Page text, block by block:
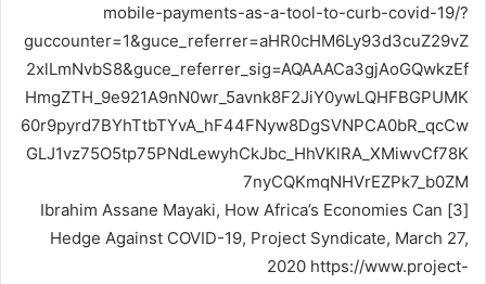
mobile-payments-as-a-tool-to-curb-covid-19/?
guccounter=1&guce_referrer=aHR0cHM6Ly93d3cuZ29vZ
2xlLmNvbS8&guce_referrer_sig=AQAAACa3gjAoGQwkzEf
HmgZTH_9e921A9nN0wr_5avnk8F2JiY0ywLQHFBGPUMK
60r9pyrd7BYhTtbTYvA_hF44FNyw8DgSVNPCA0bR_qcCw
GLJ1vz75O5tp75PNdLewyhCkJbc_HhVKlRA_XMiwvCf78K
7nyCQKmqNHVrEZPk7_b0ZM
[3] Ibrahim Assane Mayaki, How Africa’s Economies Can
Hedge Against COVID-19, Project Syndicate, March 27,
2020 https://www.project-